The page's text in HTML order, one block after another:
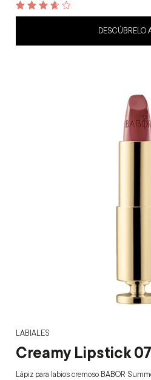
3.7
DESCÚBRELO
LABIALES
Creamy Lipstick
Lápiz para labios cremoso BABOR